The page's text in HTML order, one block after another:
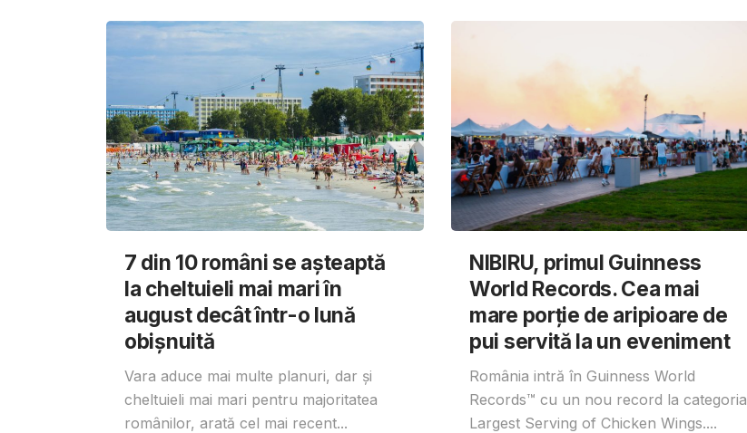
7 din 10 români se așteaptă
la cheltuieli mai mari în
august decât într-o lună
obișnuită
Vara aduce mai multe planuri, dar și
cheltuieli mai mari pentru majoritatea
românilor, arată cel mai recent...
NIBIRU, primul Guinness
World Records. Cea mai
mare porție de aripioare de
pui servită la un eveniment
România intră în Guinness World
Records™️ cu un nou record la categoria
Largest Serving of Chicken Wings....